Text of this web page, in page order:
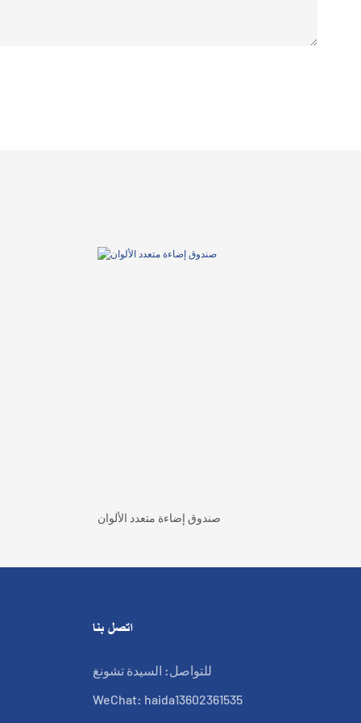
صندوق إضاءة متعدد الألوان
اتصل بنا
للتواصل: السيدة تشونغ
WeChat: haida13602361535